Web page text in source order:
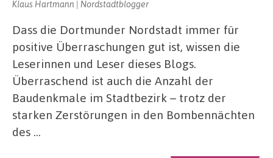
Klaus Hartmann | Nordstadtblogger
Dass die Dortmunder Nordstadt immer für
positive Überraschungen gut ist, wissen die
Leserinnen und Leser dieses Blogs.
Überraschend ist auch die Anzahl der
Baudenkmale im Stadtbezirk – trotz der
starken Zerstörungen in den Bombennächten
des …